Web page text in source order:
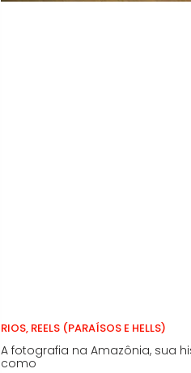
RIOS, REELS (PARAÍSOS E HELLS)
A fotografia na Amazônia, sua
como